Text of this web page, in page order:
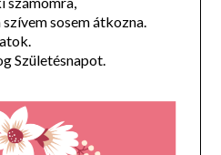
szívem sosem átkozna.
Születésnapot.